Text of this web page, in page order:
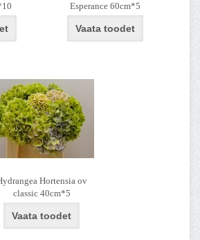
Esperance 60cm*5
Vaata toodet
Hortensia ov
classic 40cm*5
Vaata toodet